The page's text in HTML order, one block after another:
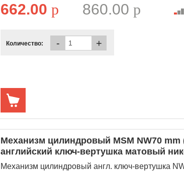
662.00p 860.00p
Количество: - +
Механизм цилиндровый MSM NW70 mm
английский ключ-вертушка матовый
Механизм цилиндровый англ. ключ-вертушка